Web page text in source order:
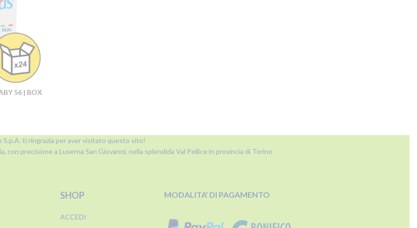
56 | BOX
S.p.A. ti ringrazia per aver visitato questo sito!
precisione a Luserna San Giovanni, nella splendida Val Pellice in provincia di Torino
SHOP
ACCEDI
MODALITA' DI PAGAMENTO